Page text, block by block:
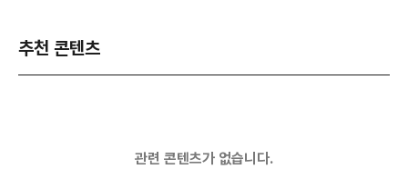
추천 콘텐츠
관련 콘텐츠가 없습니다.